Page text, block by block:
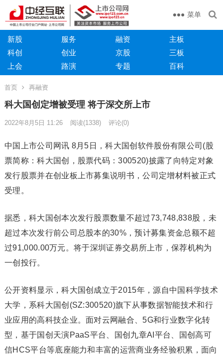
菜单
新股 服务 融资
主板
科创
创业 京股
三板
上会
路演 专题 百科
首页 再融资
科大国创定增被受理 将于深交所上市
2022年8月5日 11:26 阅读(1338) 评论(0)
中国上市公司网讯 8月5日，科大国创软件股份有限公司(股
票简称：科大国创，股票代码：300520)披露了向特定对象
发行股票并在创业板上市募集说明书，公司定增材料被正式
受理。
据悉，科大国创本次发行股票数量不超过73,748,838股，未
超过本次发行前公司总股本的30%，预计募集资金总额不超
过91,000.00万元。将于深圳证券交易所上市，保荐机构为
一创投行。
公开资料显示，科大国创成立于2015年，源自中国科学技术
大学，系科大国创(SZ:300520)旗下从事数据智能技术和行
业应用的高科技企业。面对云网融合、5G和行业数字化转
型，基于国创天演PaaS平台、国创九章AI平台、国创高可
信HCS平台等底座能力和丰富的运营商业务经验积累，面向